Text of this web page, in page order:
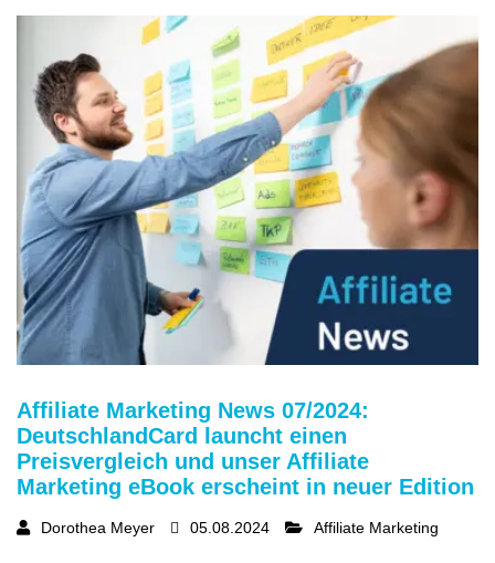
Affiliate Marketing News 07/2024:
DeutschlandCard launcht einen
Preisvergleich und unser Affiliate
Marketing eBook erscheint in neuer Edition
Dorothea Meyer 05.08.2024 Affiliate Marketing